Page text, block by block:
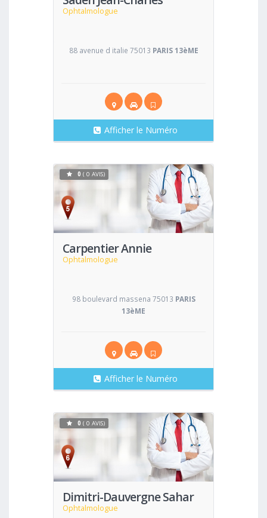
Ophtalmologue
88 avenue d italie 75013 PARIS 13èME
Afficher le Numéro
Carpentier Annie
Ophtalmologue
Voir
0 ( 0 AVIS)
98 boulevard massena 75013 PARIS
13èME
Afficher le Numéro
Dimitri-Dauvergne Sahar
Ophtalmologue
Voir
0 ( 0 AVIS)